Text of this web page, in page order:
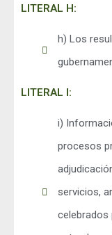
LITERAL H:
h) Los
LITERAL I:
i)
procesos
servicios,
celebrados